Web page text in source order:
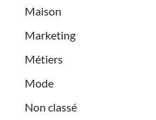
Maison
Marketing
Métiers
Mode
Non classé